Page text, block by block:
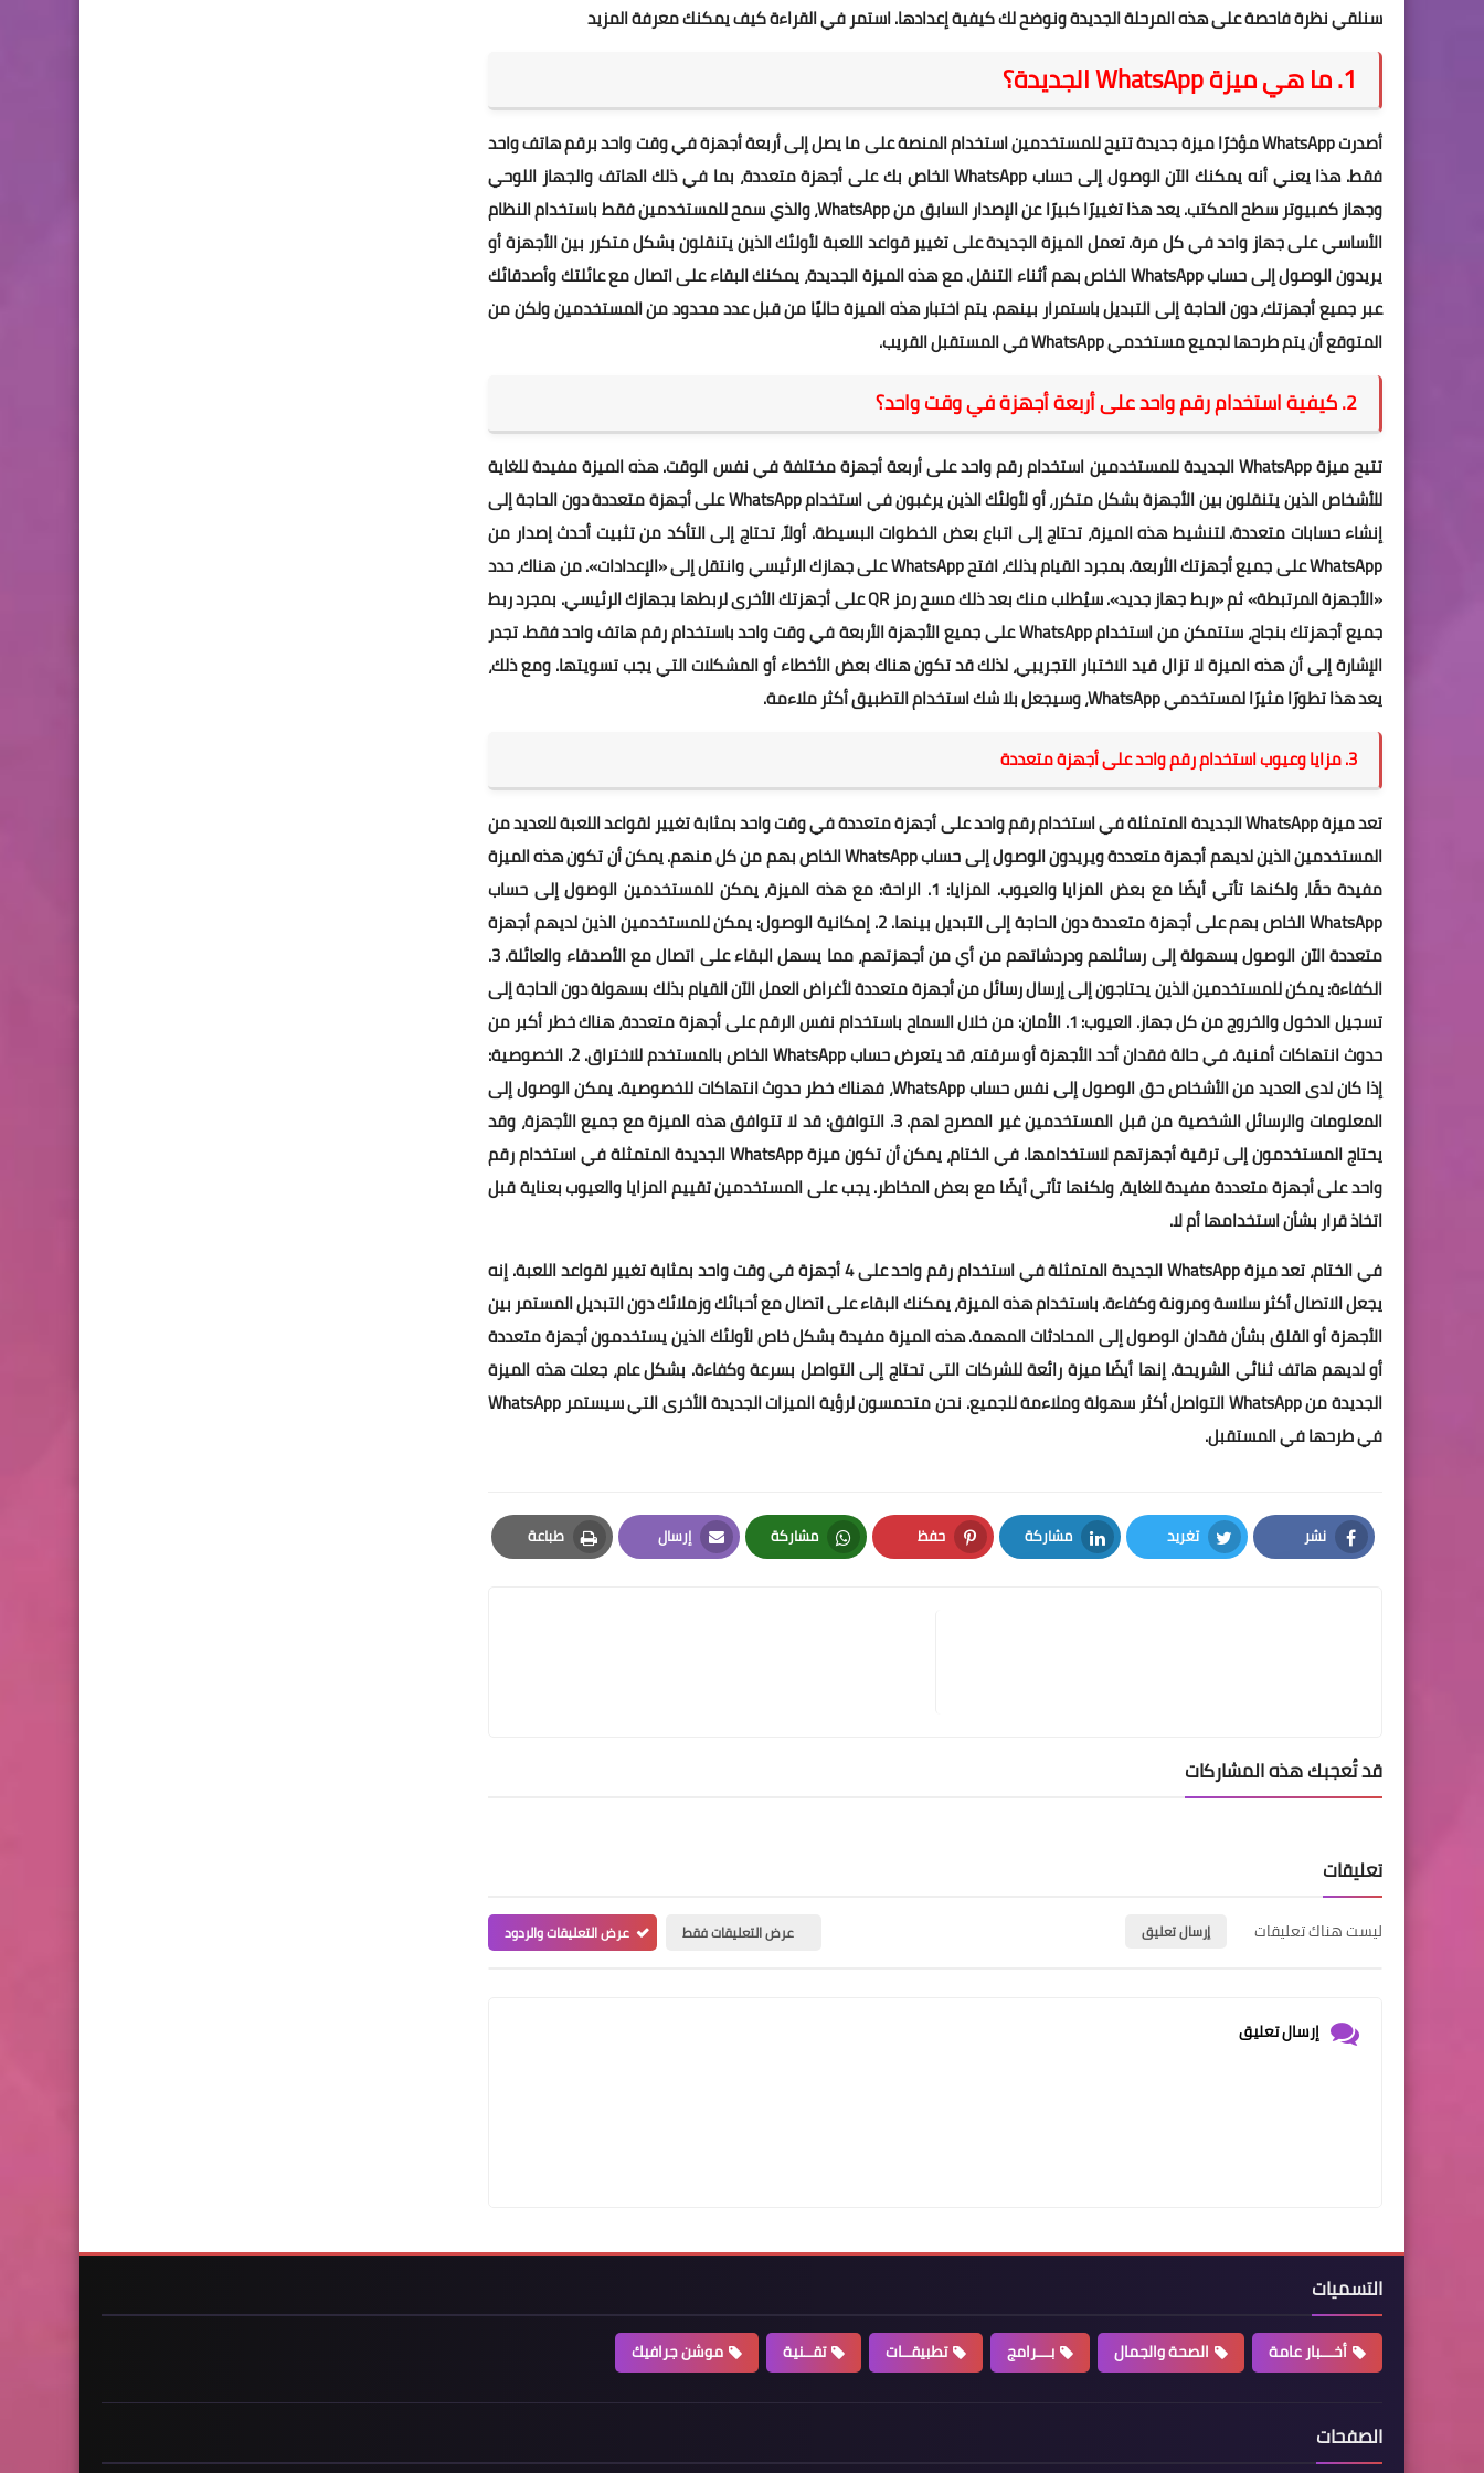
سنلقي نظرة فاحصة على هذه المرحلة الجديدة ونوضح لك كيفية إعدادها. استمر في القراءة كيف يمكنك معرفة المزيد
1. ما هي ميزة WhatsApp الجديدة؟
أصدرت WhatsApp مؤخرًا ميزة جديدة تتيح للمستخدمين استخدام المنصة على ما يصل إلى أربعة أجهزة في وقت واحد برقم هاتف واحد
فقط. هذا يعني أنه يمكنك الآن الوصول إلى حساب WhatsApp الخاص بك على أجهزة متعددة، بما في ذلك الهاتف والجهاز اللوحي
وجهاز كمبيوتر سطح المكتب. يعد هذا تغييرًا كبيرًا عن الإصدار السابق من WhatsApp، والذي سمح للمستخدمين فقط باستخدام النظام
الأساسي على جهاز واحد في كل مرة. تعمل الميزة الجديدة على تغيير قواعد اللعبة لأولئك الذين يتنقلون بشكل متكرر بين الأجهزة أو
يريدون الوصول إلى حساب WhatsApp الخاص بهم أثناء التنقل. مع هذه الميزة الجديدة، يمكنك البقاء على اتصال مع عائلتك وأصدقائك
عبر جميع أجهزتك، دون الحاجة إلى التبديل باستمرار بينهم. يتم اختبار هذه الميزة حاليًا من قبل عدد محدود من المستخدمين ولكن من
المتوقع أن يتم طرحها لجميع مستخدمي WhatsApp في المستقبل القريب.
2. كيفية استخدام رقم واحد على أربعة أجهزة في وقت واحد؟
تتيح ميزة WhatsApp الجديدة للمستخدمين استخدام رقم واحد على أربعة أجهزة مختلفة في نفس الوقت. هذه الميزة مفيدة للغاية
للأشخاص الذين يتنقلون بين الأجهزة بشكل متكرر، أو لأولئك الذين يرغبون في استخدام WhatsApp على أجهزة متعددة دون الحاجة إلى
إنشاء حسابات متعددة. لتنشيط هذه الميزة، تحتاج إلى اتباع بعض الخطوات البسيطة. أولاً، تحتاج إلى التأكد من تثبيت أحدث إصدار من
WhatsApp على جميع أجهزتك الأربعة. بمجرد القيام بذلك، افتح WhatsApp على جهازك الرئيسي وانتقل إلى «الإعدادات». من هناك، حدد
«الأجهزة المرتبطة» ثم «ربط جهاز جديد». سيُطلب منك بعد ذلك مسح رمز QR على أجهزتك الأخرى لربطها بجهازك الرئيسي. بمجرد ربط
جميع أجهزتك بنجاح، ستتمكن من استخدام WhatsApp على جميع الأجهزة الأربعة في وقت واحد باستخدام رقم هاتف واحد فقط. تجدر
الإشارة إلى أن هذه الميزة لا تزال قيد الاختبار التجريبي، لذلك قد تكون هناك بعض الأخطاء أو المشكلات التي يجب تسويتها. ومع ذلك،
يعد هذا تطورًا مثيرًا لمستخدمي WhatsApp، وسيجعل بلا شك استخدام التطبيق أكثر ملاءمة.
3. مزايا وعيوب استخدام رقم واحد على أجهزة متعددة
تعد ميزة WhatsApp الجديدة المتمثلة في استخدام رقم واحد على أجهزة متعددة في وقت واحد بمثابة تغيير لقواعد اللعبة للعديد من
المستخدمين الذين لديهم أجهزة متعددة ويريدون الوصول إلى حساب WhatsApp الخاص بهم من كل منهم. يمكن أن تكون هذه الميزة
مفيدة حقًا، ولكنها تأتي أيضًا مع بعض المزايا والعيوب. المزايا: 1. الراحة: مع هذه الميزة، يمكن للمستخدمين الوصول إلى حساب
WhatsApp الخاص بهم على أجهزة متعددة دون الحاجة إلى التبديل بينها. 2. إمكانية الوصول: يمكن للمستخدمين الذين لديهم أجهزة
متعددة الآن الوصول بسهولة إلى رسائلهم ودردشاتهم من أي من أجهزتهم، مما يسهل البقاء على اتصال مع الأصدقاء والعائلة. 3.
الكفاءة: يمكن للمستخدمين الذين يحتاجون إلى إرسال رسائل من أجهزة متعددة لأغراض العمل الآن القيام بذلك بسهولة دون الحاجة إلى
تسجيل الدخول والخروج من كل جهاز. العيوب: 1. الأمان: من خلال السماح باستخدام نفس الرقم على أجهزة متعددة، هناك خطر أكبر من
حدوث انتهاكات أمنية. في حالة فقدان أحد الأجهزة أو سرقته، قد يتعرض حساب WhatsApp الخاص بالمستخدم للاختراق. 2. الخصوصية:
إذا كان لدى العديد من الأشخاص حق الوصول إلى نفس حساب WhatsApp، فهناك خطر حدوث انتهاكات للخصوصية. يمكن الوصول إلى
المعلومات والرسائل الشخصية من قبل المستخدمين غير المصرح لهم. 3. التوافق: قد لا تتوافق هذه الميزة مع جميع الأجهزة، وقد
يحتاج المستخدمون إلى ترقية أجهزتهم لاستخدامها. في الختام، يمكن أن تكون ميزة WhatsApp الجديدة المتمثلة في استخدام رقم
واحد على أجهزة متعددة مفيدة للغاية، ولكنها تأتي أيضًا مع بعض المخاطر. يجب على المستخدمين تقييم المزايا والعيوب بعناية قبل
اتخاذ قرار بشأن استخدامها أم لا.
في الختام، تعد ميزة WhatsApp الجديدة المتمثلة في استخدام رقم واحد على 4 أجهزة في وقت واحد بمثابة تغيير لقواعد اللعبة. إنه
يجعل الاتصال أكثر سلاسة ومرونة وكفاءة. باستخدام هذه الميزة، يمكنك البقاء على اتصال مع أحبائك وزملائك دون التبديل المستمر بين
الأجهزة أو القلق بشأن فقدان الوصول إلى المحادثات المهمة. هذه الميزة مفيدة بشكل خاص لأولئك الذين يستخدمون أجهزة متعددة
أو لديهم هاتف ثنائي الشريحة. إنها أيضًا ميزة رائعة للشركات التي تحتاج إلى التواصل بسرعة وكفاءة. بشكل عام، جعلت هذه الميزة
الجديدة من WhatsApp التواصل أكثر سهولة وملاءمة للجميع. نحن متحمسون لرؤية الميزات الجديدة الأخرى التي سيستمر WhatsApp
في طرحها في المستقبل.
نشر
Facebook
تغريد
Twitter
مشاركة
LinkedIn
حفظ
Pinterest
مشاركة
Whatsapp
إرسال
Email
طباعة
Print
قد تُعجبك هذه المشاركات
تعليقات
ليست هناك تعليقات إرسال تعليق عرض التعليقات فقط عرض التعليقات والردود
إرسال تعليق
التسميات
أخـــبار عامة الصحة والجمال بـــرامج تطبيقــات تقــنية موشن جرافيك
الصفحات